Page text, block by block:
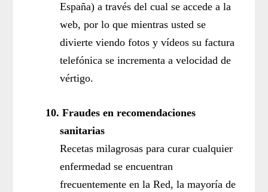
España) a través del cual se accede a la
web, por lo que mientras usted se
divierte viendo fotos y vídeos su factura
telefónica se incrementa a velocidad de
vértigo.
10. Fraudes en recomendaciones
sanitarias
Recetas milagrosas para curar cualquier
enfermedad se encuentran
frecuentemente en la Red, la mayoría de